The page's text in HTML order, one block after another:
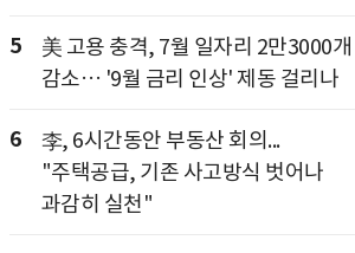
5
美 고용 충격, 7월 일자리 2만3000개
감소… '9월 금리 인상' 제동 걸리나
6
李, 6시간동안 부동산 회의...
"주택공급, 기존 사고방식 벗어나
과감히 실천"